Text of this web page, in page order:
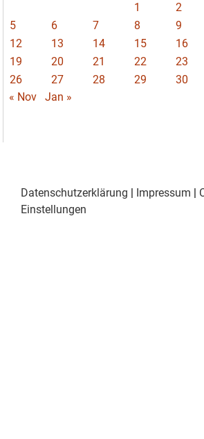
1 2
5
6 7 8 9
12
13 14 15 16
19
20 21 22 23
26
27 28 29 30
« Nov
Jan »
Datenschutzerklärung Impressum
Einstellungen